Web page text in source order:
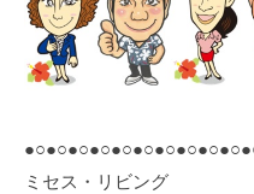
ミセス・リビング